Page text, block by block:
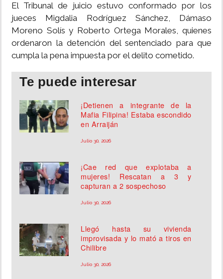
El Tribunal de juicio estuvo conformado por los
jueces Migdalia Rodríguez Sánchez, Dámaso
Moreno Solís y Roberto Ortega Morales, quienes
ordenaron la detención del sentenciado para que
cumpla la pena impuesta por el delito cometido.
Te puede interesar
¡Detienen a integrante de la
Mafia Filipina! Estaba escondido
en Arraiján
Julio 30, 2026
¡Cae red que explotaba a
mujeres! Rescatan a 3 y
capturan a 2 sospechoso
Julio 30, 2026
Llegó hasta su vivienda
improvisada y lo mató a tiros en
Chilibre
Julio 30, 2026